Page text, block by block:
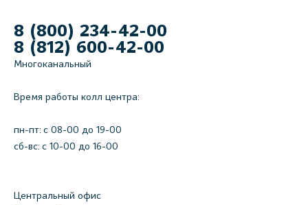
8 (800) 234-42-00
8 (812) 600-42-00
Многоканальный
Время работы колл центра:
пн-пт: c 08-00 до 19-00
сб-вс: с 10-00 до 16-00
Центральный офис